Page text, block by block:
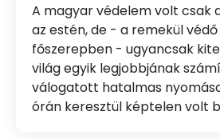
A magyar védelem volt csak
az estén, de - a remekül
főszerepben - ugyancsak
világ egyik legjobbjának
válogatott hatalmas
órán keresztül képtelen volt